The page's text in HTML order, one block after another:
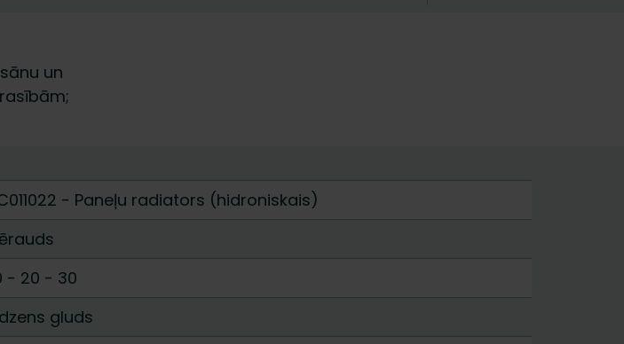
un
- Paneļu radiators (hidroniskais)
- 20 - 30
gluds